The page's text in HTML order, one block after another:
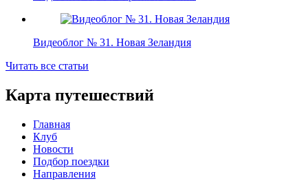
Видеоблог № 31. Новая Зеландия
Читать все статьи
Карта путешествий
Главная
Клуб
Новости
Подбор поездки
Направления